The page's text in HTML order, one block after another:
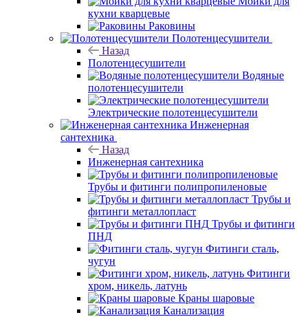
кухни кварцевые
Раковины
Полотенцесушители
Назад
Полотенцесушители
Водяные
полотенцесушители
Электрические полотенцесушители
Инженерная
сантехника
Назад
Инженерная сантехника
Трубы и фитинги полипропиленовые
Трубы и
фитинги металлопласт
Трубы и фитинги
ПНД
Фитинги сталь,
чугун
Фитинги
хром, никель, латунь
Краны шаровые
Канализация